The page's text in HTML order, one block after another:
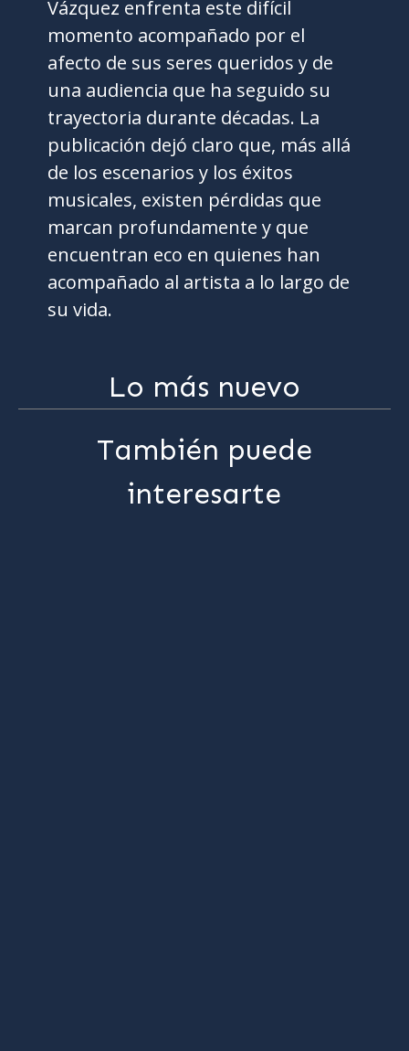
Vázquez enfrenta este difícil
momento acompañado por el
afecto de sus seres queridos y de
una audiencia que ha seguido su
trayectoria durante décadas. La
publicación dejó claro que, más allá
de los escenarios y los éxitos
musicales, existen pérdidas que
marcan profundamente y que
encuentran eco en quienes han
acompañado al artista a lo largo de
su vida.
Lo más nuevo
También puede
interesarte